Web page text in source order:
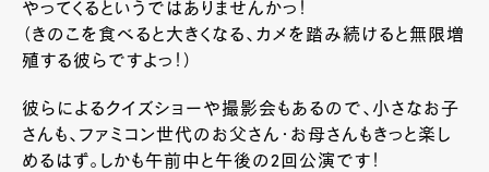
やってくるというではありませんかっ！
（きのこを食べると大きくなる、カメを踏み続けると無限増
殖する彼らですよっ！）
彼らによるクイズショーや撮影会もあるので、小さなお子
さんも、ファミコン世代のお父さん・お母さんもきっと楽し
めるはず。しかも午前中と午後の2回公演です！